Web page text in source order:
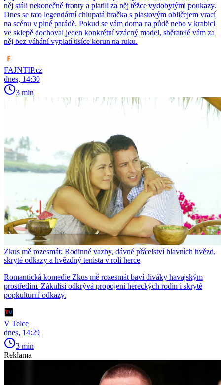
něj stáli nekonečné fronty a platili za něj těžce vydobytými poukazy.
Dnes se tato legendární chlupatá hračka s plastovým obličejem vrací
na scénu v plné parádě. Pokud se vám doma na půdě nebo v krabici
ve sklepě dochoval jeden konkrétní vzácný model, sběratelé vám za
něj bez váhání vyplatí tisíce korun na ruku.
FAJNTIP.cz
dnes, 14:30
3 min
Zkus mě rozesmát: Rodinné vazby, dávné přátelství hlavních hvězd,
skryté odkazy a hvězdný tenista v roli herce
Romantická komedie Zkus mě rozesmát baví diváky havajským
prostředím. Zákulisí odkrývá propojení hereckých rodin i skryté
popkulturní odkazy.
V Telce
dnes, 14:29
3 min
Reklama